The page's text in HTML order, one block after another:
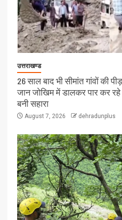
उत्तराखण्ड
26 साल बाद भी सीमांत गांवों की
जान जोखिम में डालकर पार कर
बनी सहारा
August 7, 2026 dehradunplus